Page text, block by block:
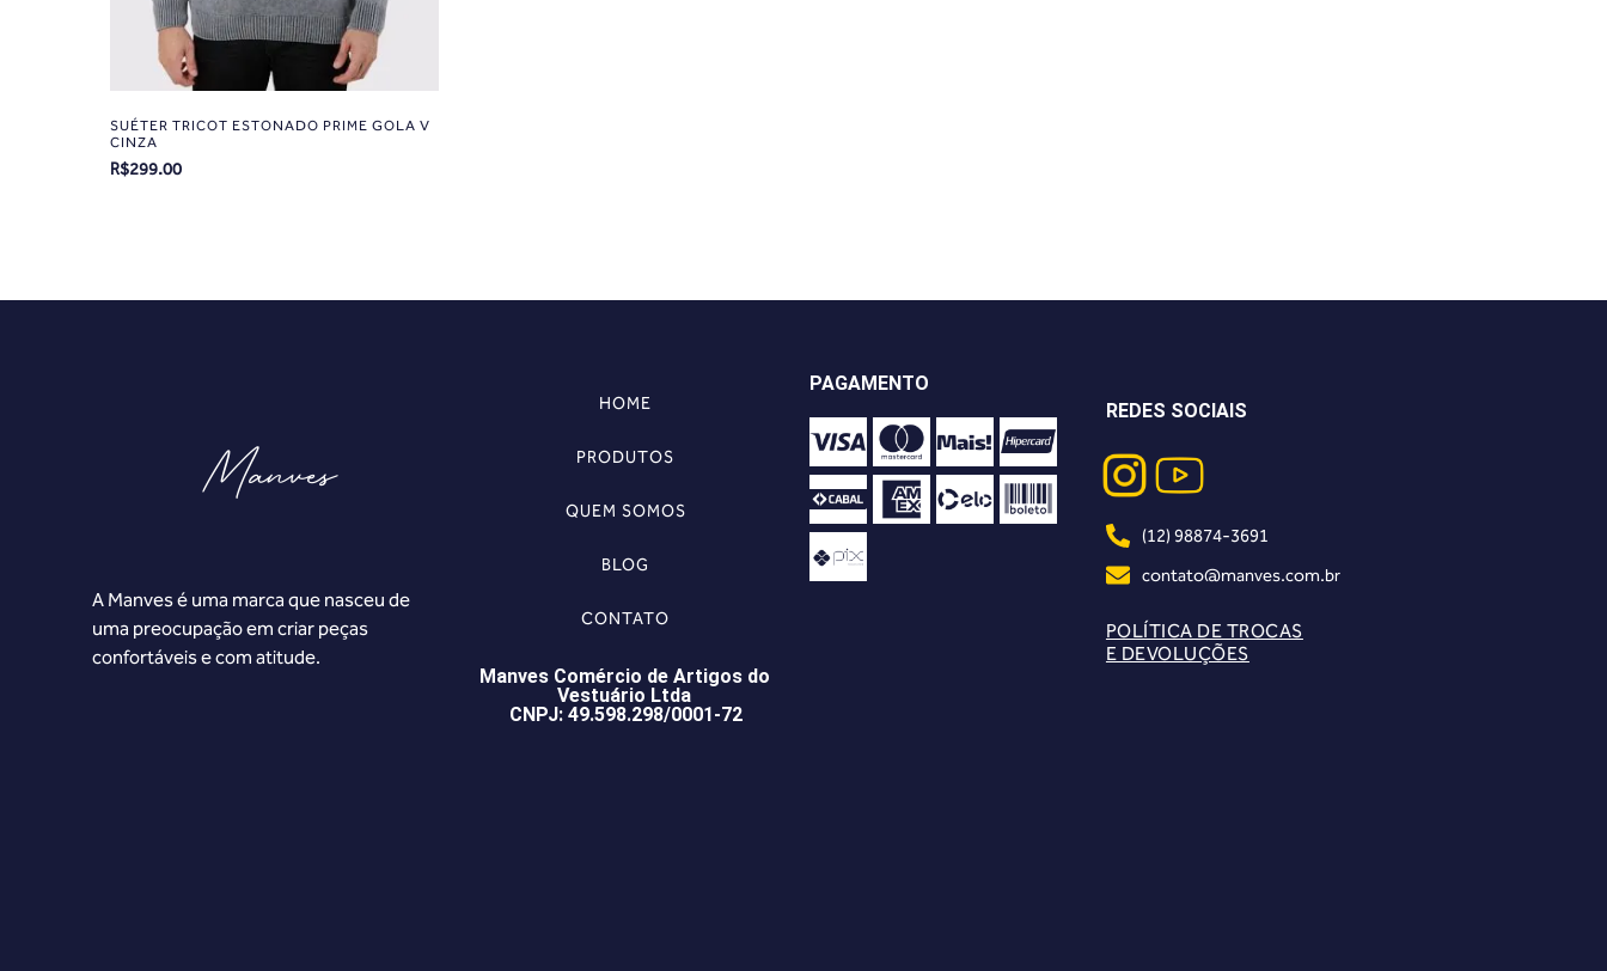
SUÉTER TRICOT ESTONADO PRIME GOLA V
CINZA
R$299.00
A Manves é uma marca que nasceu de
uma preocupação em criar peças
confortáveis e com atitude.
HOME
PRODUTOS
QUEM SOMOS
BLOG
CONTATO
Manves Comércio de Artigos do
Vestuário Ltda
CNPJ: 49.598.298/0001-72
PAGAMENTO
REDES SOCIAIS
(12) 98874-3691
contato@manves.com.br
POLÍTICA DE TROCAS
E DEVOLUÇÕES